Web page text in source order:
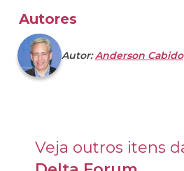
Autores
Autor:Anderson Cabido